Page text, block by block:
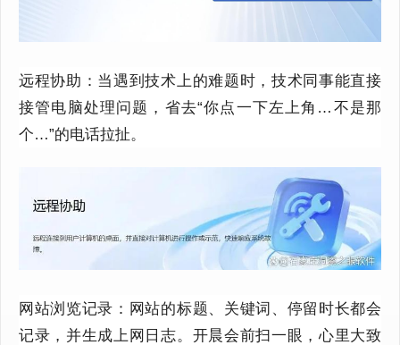
远程协助： 当遇到技术上的难题时， 技术同事能直接
接管电脑处理问题，省去“你点一下左上角…不是那
个…”的电话拉扯。
网站浏览记录： 网站的标题、关键词、停留时长都会
记录 ， 并生成上网日志。开晨会前扫一眼，心里大致